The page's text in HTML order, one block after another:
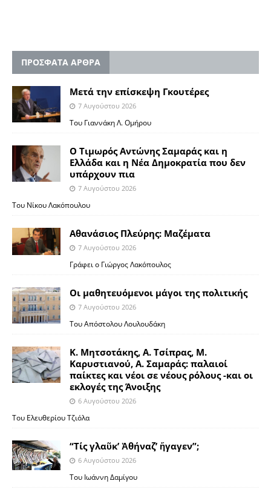
ΠΡΟΣΦΑΤΑ ΑΡΘΡΑ
Μετά την επίσκεψη Γκουτέρες
7 Αυγούστου 2026
Του Γιαννάκη Λ. Ομήρου
Ο Τιμωρός Αντώνης Σαμαράς και η
Ελλάδα και η Νέα Δημοκρατία που δεν
υπάρχουν πια
7 Αυγούστου 2026
Του Νίκου Λακόπουλου
Αθανάσιος Πλεύρης: Μαζέματα
7 Αυγούστου 2026
Γράφει ο Γιώργος Λακόπουλος
Οι μαθητευόμενοι μάγοι της πολιτικής
7 Αυγούστου 2026
Του Απόστολου Λουλουδάκη
Κ. Μητσοτάκης, Α. Τσίπρας, Μ.
Καρυστιανού, Α. Σαμαράς: παλαιοί
παίκτες και νέοι σε νέους ρόλους -και οι
εκλογές της Άνοιξης
6 Αυγούστου 2026
Του Ελευθερίου Τζιόλα
“Τίς γλαῦκ’ Ἀθήναζ’ ἤγαγεν”;
6 Αυγούστου 2026
Του Ιωάννη Δαμίγου